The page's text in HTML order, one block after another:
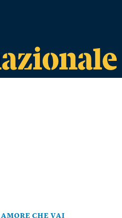
CHE VAI